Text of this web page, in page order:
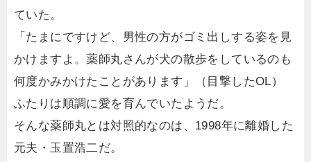
ていた。
「たまにですけど、男性の方がゴミ出しする姿を見
かけますよ。薬師丸さんが犬の散歩をしているのも
何度かみかけたことがあります」（目撃したOL）
ふたりは順調に愛を育んでいたようだ。
そんな薬師丸とは対照的なのは、1998年に離婚した
元夫・玉置浩二だ。